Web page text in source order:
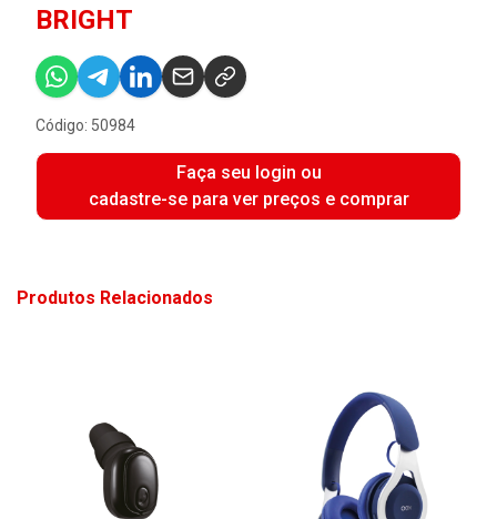
BRIGHT
Código: 50984
Faça seu login ou
cadastre-se para ver preços e comprar
Produtos Relacionados